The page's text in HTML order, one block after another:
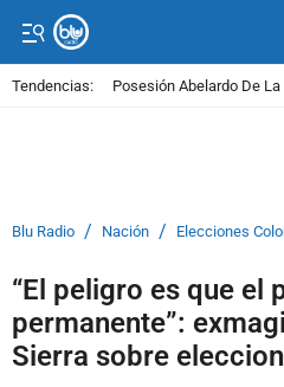
Tendencias: Posesión Abelardo De
Blu Radio / Nación / Elecciones
“El peligro es que el
permanente”:
Sierra sobre